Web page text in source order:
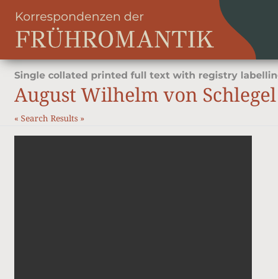
Single collated printed full text with registry
August Wilhelm von Schlegel
« Search Results »